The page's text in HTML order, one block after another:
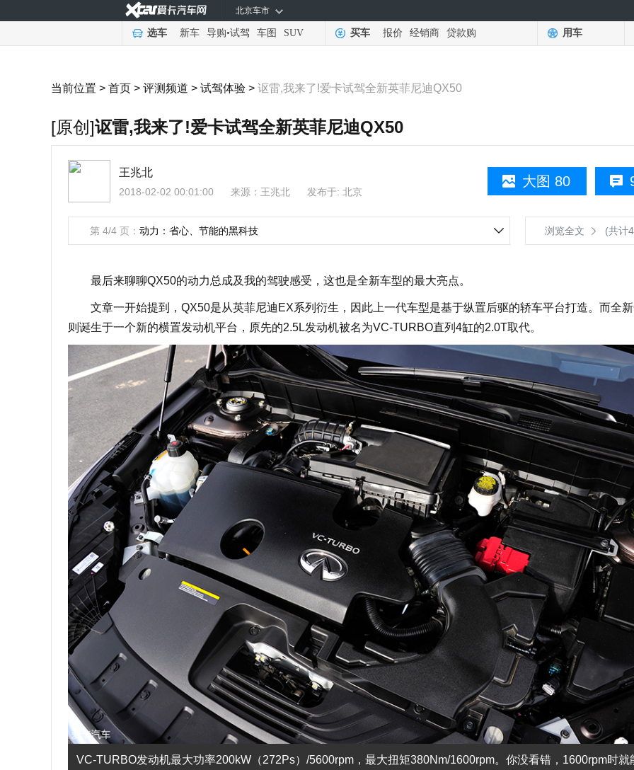
北京车市
选车 新车 导购•试驾 车图 SUV 买车 报价 经销商 贷款购 用车
当前位置 > 首页 > 评测频道 > 试驾体验 > 讴雷,我来了!爱卡试驾全新英菲尼迪QX50
[原创]讴雷,我来了!爱卡试驾全新英菲尼迪QX50
大图 80
王兆北
2018-02-02 00:01:00 来源： 王兆北 发布于: 北京
第 4/4 页： 动力：省心、节能的黑科技 浏览全文 (共计
最后来聊聊QX50的动力总成及我的驾驶感受，这也是全新车型的最大亮点。
文章一开始提到，QX50是从英菲尼迪EX系列衍生，因此上一代车型是基于纵置后驱的轿车平台打造。而全
则诞生于一个新的横置发动机平台，原先的2.5L发动机被名为VC-TURBO直列4缸的2.0T取代。
VC-TURBO发动机最大功率200kW（272Ps）/5600rpm，最大扭矩380Nm/1600rpm。你没看错，1600rpm时就